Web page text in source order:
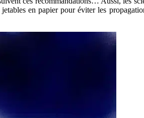
en papier pour éviter les